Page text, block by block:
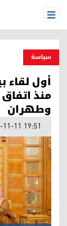
Open Menu
سیاسة
أول
منذ
وطهران
11 19:51